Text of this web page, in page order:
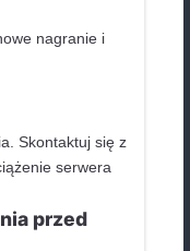
ustnie
pytania
2. Why do you
exam well?